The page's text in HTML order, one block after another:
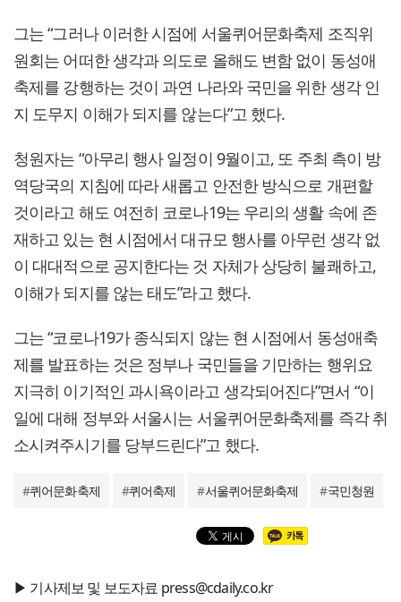
그는 “그러나 이러한 시점에 서울퀴어문화축제 조직위
원회는 어떠한 생각과 의도로 올해도 변함 없이 동성애
축제를 강행하는 것이 과연 나라와 국민을 위한 생각 인
지 도무지 이해가 되지를 않는다”고 했다.
청원자는 “아무리 행사 일정이 9월이고, 또 주최 측이 방
역당국의 지침에 따라 새롭고 안전한 방식으로 개편할
것이라고 해도 여전히 코로나19는 우리의 생활 속에 존
재하고 있는 현 시점에서 대규모 행사를 아무런 생각 없
이 대대적으로 공지한다는 것 자체가 상당히 불쾌하고,
이해가 되지를 않는 태도”라고 했다.
그는 “코로나19가 종식되지 않는 현 시점에서 동성애축
제를 발표하는 것은 정부나 국민들을 기만하는 행위요
지극히 이기적인 과시욕이라고 생각되어진다”면서 “이
일에 대해 정부와 서울시는 서울퀴어문화축제를 즉각 취
소시켜주시기를 당부드린다”고 했다.
#퀴어문화축제 #퀴어축제 #서울퀴어문화축제 #국민청원
▶ 기사제보 및 보도자료 press@cdaily.co.kr